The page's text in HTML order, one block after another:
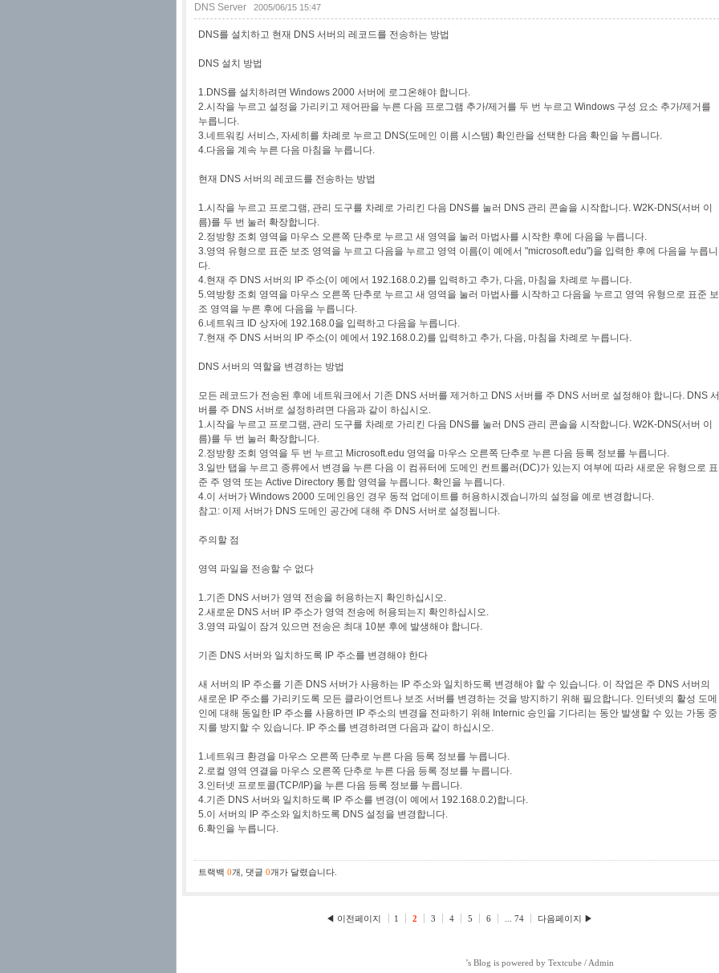
DNS Server 2005/06/15 15:47
DNS를 설치하고 현재 DNS 서버의 레코드를 전송하는 방법
DNS 설치 방법
1.DNS를 설치하려면 Windows 2000 서버에 로그온해야 합니다.
2.시작을 누르고 설정을 가리키고 제어판을 누른 다음 프로그램 추가/제거를 두 번 누르고 Windows 구성 요소 추가/제거를
누릅니다.
3.네트워킹 서비스, 자세히를 차례로 누르고 DNS(도메인 이름 시스템) 확인란을 선택한 다음 확인을 누릅니다.
4.다음을 계속 누른 다음 마침을 누릅니다.
현재 DNS 서버의 레코드를 전송하는 방법
1.시작을 누르고 프로그램, 관리 도구를 차례로 가리킨 다음 DNS를 눌러 DNS 관리 콘솔을 시작합니다. W2K-DNS(서버 이
름)를 두 번 눌러 확장합니다.
2.정방향 조회 영역을 마우스 오른쪽 단추로 누르고 새 영역을 눌러 마법사를 시작한 후에 다음을 누릅니다.
3.영역 유형으로 표준 보조 영역을 누르고 다음을 누르고 영역 이름(이 예에서 "microsoft.edu")을 입력한 후에 다음을 누릅니
다.
4.현재 주 DNS 서버의 IP 주소(이 예에서 192.168.0.2)를 입력하고 추가, 다음, 마침을 차례로 누릅니다.
5.역방향 조회 영역을 마우스 오른쪽 단추로 누르고 새 영역을 눌러 마법사를 시작하고 다음을 누르고 영역 유형으로 표준 보
조 영역을 누른 후에 다음을 누릅니다.
6.네트워크 ID 상자에 192.168.0을 입력하고 다음을 누릅니다.
7.현재 주 DNS 서버의 IP 주소(이 예에서 192.168.0.2)를 입력하고 추가, 다음, 마침을 차례로 누릅니다.
DNS 서버의 역할을 변경하는 방법
모든 레코드가 전송된 후에 네트워크에서 기존 DNS 서버를 제거하고 DNS 서버를 주 DNS 서버로 설정해야 합니다. DNS 서
버를 주 DNS 서버로 설정하려면 다음과 같이 하십시오.
1.시작을 누르고 프로그램, 관리 도구를 차례로 가리킨 다음 DNS를 눌러 DNS 관리 콘솔을 시작합니다. W2K-DNS(서버 이
름)를 두 번 눌러 확장합니다.
2.정방향 조회 영역을 두 번 누르고 Microsoft.edu 영역을 마우스 오른쪽 단추로 누른 다음 등록 정보를 누릅니다.
3.일반 탭을 누르고 종류에서 변경을 누른 다음 이 컴퓨터에 도메인 컨트롤러(DC)가 있는지 여부에 따라 새로운 유형으로 표
준 주 영역 또는 Active Directory 통합 영역을 누릅니다. 확인을 누릅니다.
4.이 서버가 Windows 2000 도메인용인 경우 동적 업데이트를 허용하시겠습니까의 설정을 예로 변경합니다.
참고: 이제 서버가 DNS 도메인 공간에 대해 주 DNS 서버로 설정됩니다.
주의할 점
영역 파일을 전송할 수 없다
1.기존 DNS 서버가 영역 전송을 허용하는지 확인하십시오.
2.새로운 DNS 서버 IP 주소가 영역 전송에 허용되는지 확인하십시오.
3.영역 파일이 잠겨 있으면 전송은 최대 10분 후에 발생해야 합니다.
기존 DNS 서버와 일치하도록 IP 주소를 변경해야 한다
새 서버의 IP 주소를 기존 DNS 서버가 사용하는 IP 주소와 일치하도록 변경해야 할 수 있습니다. 이 작업은 주 DNS 서버의
새로운 IP 주소를 가리키도록 모든 클라이언트나 보조 서버를 변경하는 것을 방지하기 위해 필요합니다. 인터넷의 활성 도메
인에 대해 동일한 IP 주소를 사용하면 IP 주소의 변경을 전파하기 위해 Internic 승인을 기다리는 동안 발생할 수 있는 가동 중
지를 방지할 수 있습니다. IP 주소를 변경하려면 다음과 같이 하십시오.
1.네트워크 환경을 마우스 오른쪽 단추로 누른 다음 등록 정보를 누릅니다.
2.로컬 영역 연결을 마우스 오른쪽 단추로 누른 다음 등록 정보를 누릅니다.
3.인터넷 프로토콜(TCP/IP)을 누른 다음 등록 정보를 누릅니다.
4.기존 DNS 서버와 일치하도록 IP 주소를 변경(이 예에서 192.168.0.2)합니다.
5.이 서버의 IP 주소와 일치하도록 DNS 설정을 변경합니다.
6.확인을 누릅니다.
트랙백 0개 댓글 0개가 달렸습니다.
◀ 이전페이지 1 2 3 4 5 6 74 다음페이지 ▶
’s Blog is powered by Textcube/ Admin